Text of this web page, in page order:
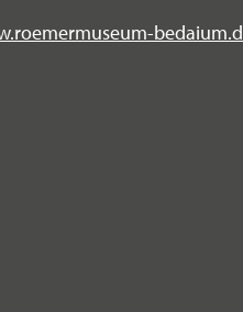
bedaium.d